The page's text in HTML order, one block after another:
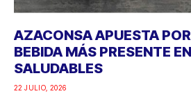
AZACONSA APUESTA
BEBIDA MÁS PRESENTE
SALUDABLES
22 JULIO, 2026